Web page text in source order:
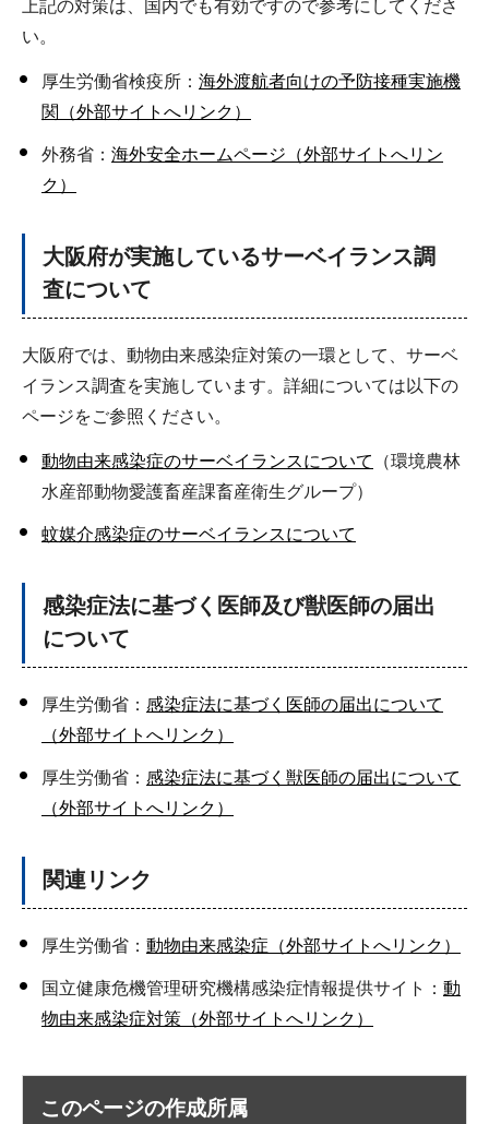
上記の対策は、国内でも有効ですので参考にしてくださ
い。
厚生労働省検疫所： 海外渡航者向けの予防接種実施機
関（外部サイトへリンク）
外務省： 海外安全ホームページ（外部サイトへリン
ク）
大阪府が実施しているサーベイランス調
査について
大阪府では、動物由来感染症対策の一環として、サーベ
イランス調査を実施しています。詳細については以下の
ページをご参照ください。
動物由来感染症のサーベイランスについて
（環境農林
水産部動物愛護畜産課畜産衛生グループ）
蚊媒介感染症のサーベイランスについて
感染症法に基づく医師及び獣医師の届出
について
厚生労働省： 感染症法に基づく医師の届出について
（外部サイトへリンク）
厚生労働省： 感染症法に基づく獣医師の届出について
（外部サイトへリンク）
関連リンク
厚生労働省： 動物由来感染症（外部サイトへリンク）
国立健康危機管理研究機構感染症情報提供サイト： 動
物由来感染症対策（外部サイトへリンク）
このページの作成所属